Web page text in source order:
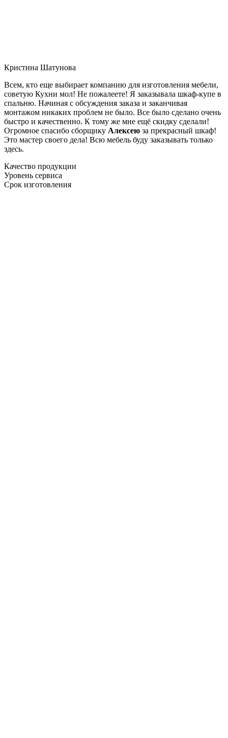
Кристина Шатунова
Всем, кто еще выбирает компанию для изготовления мебели,
советую Кухни мол! Не пожалеете! Я заказывала шкаф-купе в
спальню. Начиная с обсуждения заказа и заканчивая
монтажом никаких проблем не было. Все было сделано очень
быстро и качественно. К тому же мне ещё скидку сделали!
Огромное спасибо сборщику Алексею за прекрасный шкаф!
Это мастер своего дела! Всю мебель буду заказывать только
здесь.
Качество продукции
Уровень сервиса
Срок изготовления